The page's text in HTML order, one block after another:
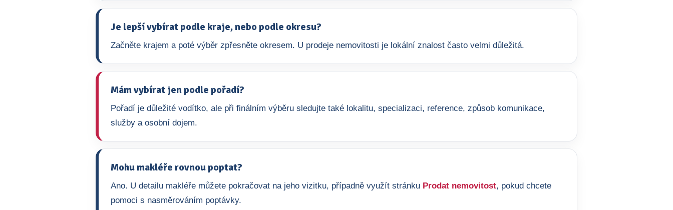
Je lepší vybírat podle kraje, nebo podle okresu?
Začněte krajem a poté výběr zpřesněte okresem. U prodeje nemovitosti je lokální znalost často velmi důležitá.
Mám vybírat jen podle pořadí?
Pořadí je důležité vodítko, ale při finálním výběru sledujte také lokalitu, specializaci, reference, způsob komunikace,
služby a osobní dojem.
Mohu makléře rovnou poptat?
Ano. U detailu makléře můžete pokračovat na jeho vizitku, případně využít stránku Prodat nemovitost, pokud chcete
pomoci s nasměrováním poptávky.